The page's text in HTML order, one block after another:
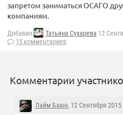
запретом заниматься ОСАГО
компаниям.
Добавил Татьяна Сухарева 12
15 комментариев
Комментарии
Лайм Баюн, 12 Сентября 2015